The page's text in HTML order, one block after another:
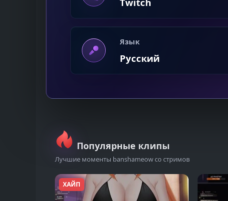
Язык
Русский
Популярные клипы
Лучшие моменты banshameow со стримов
ХАЙП